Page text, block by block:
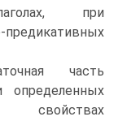
при
предикативных
часть
свойствах